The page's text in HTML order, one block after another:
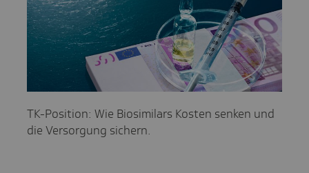
TK-Position: Wie Biosimilars Kosten senken und
die Versorgung sichern.